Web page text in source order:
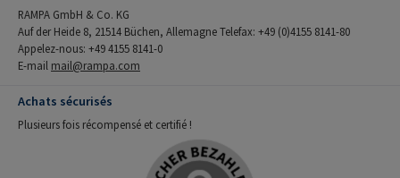
RAMPA GmbH & Co. KG
Auf der Heide 8, 21514 Büchen, Allemagne Telefax: +49 (0)4155 8141-80
Appelez-nous: +49 4155 8141-0
E-mail mail@rampa.com
Achats sécurisés
Plusieurs fois récompensé et certifié !